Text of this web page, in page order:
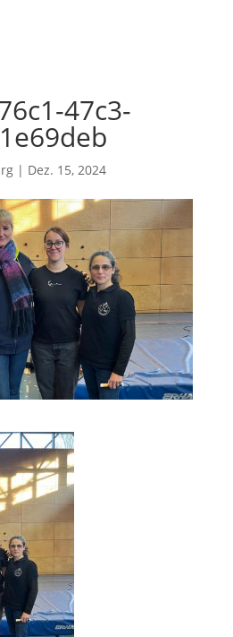
47c3-
| Dez. 15, 2024